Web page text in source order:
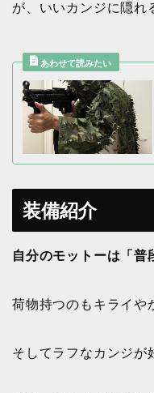
が、いいカンジに隠れ
装備紹介
自分のモットーは「普
荷物持つのもキライや
そしてラフなカンジが